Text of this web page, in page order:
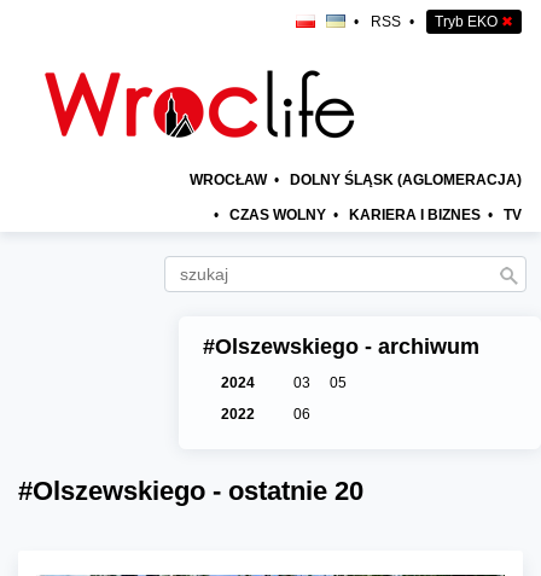
• RSS • Tryb EKO ✖
WROCŁAW • DOLNY ŚLĄSK (AGLOMERACJA)
• CZAS WOLNY • KARIERA I BIZNES • TV
#Olszewskiego - archiwum
2024 03
05
2022
06
#Olszewskiego - ostatnie 20